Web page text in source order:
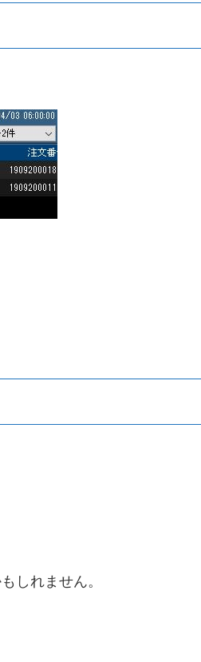
しれません。